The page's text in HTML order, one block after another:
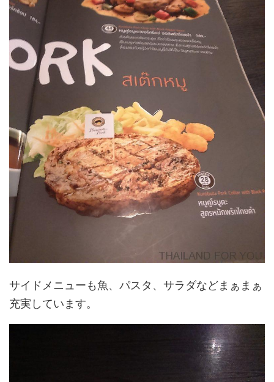
サイドメニューも魚、パスタ、サラダなどまぁまぁ
充実しています。